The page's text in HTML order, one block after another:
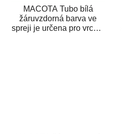
MACOTA Tubo bílá
žáruvzdorná barva ve
spreji je určena pro vrchní